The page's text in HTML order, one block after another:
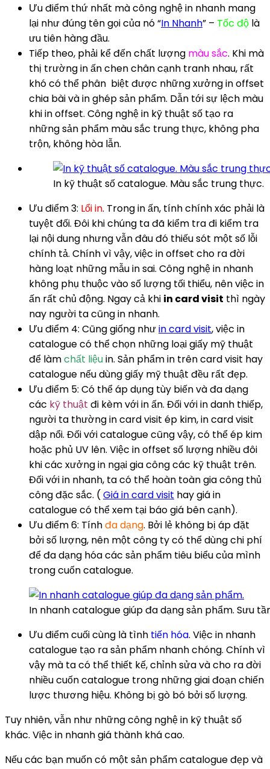
Ưu điểm thứ nhất mà công nghệ in nhanh mang
lại như đúng tên gọi của nó “In Nhanh” – Tốc độ là
ưu tiên hàng đầu.
Tiếp theo, phải kể đến chất lượng màu sắc. Khi mà
thị trường in ấn chen chân cạnh tranh nhau, rất
khó có thể phân biệt được những xưởng in offset
chia bài và in ghép sản phẩm. Dẫn tới sự lệch màu
khi in offset. Công nghệ in kỹ thuật số tạo ra
những sản phẩm màu sắc trung thực, không pha
trộn, không hòa lẫn.
In kỹ thuật số catalogue. Màu sắc trung thực.
Ưu điểm 3: Lổi in. Trong in ấn, tính chính xác phải là
tuyệt đối. Đôi khi chúng ta đã kiểm tra đi kiểm tra
lại nội dung nhưng vẫn đâu đó thiếu sót một số lỗi
chính tả. Chính vì vậy, việc in offset cho ra đời
hàng loạt những mẫu in sai. Công nghệ in nhanh
không phụ thuộc vào số lượng tối thiểu, nên việc in
ấn rất chủ động. Ngay cả khi in card visit thì ngày
nay người ta cũng in nhanh.
Ưu điểm 4: Cũng giống nhưin card visit, việc in
catalogue có thể chọn những loại giấy mỹ thuật
để làmchất liệuin. Sản phẩm in trên card visit hay
catalogue nếu dùng giấy mỹ thuật đều rất đẹp.
Ưu điểm 5: Có thể áp dụng tùy biến và đa dạng
các kỹ thuật đi kèm với in ấn. Đối với in danh thiếp,
người ta thường in card visit ép kim, in card visit
dập nổi. Đối với catalogue cũng vậy, có thể ép kim
hoặc phủ UV lên. Việc in offset số lượng nhiều đôi
khi các xưởng in ngại gia công các kỹ thuật trên.
Đối với in nhanh, ta có thể hoàn toàn gia công thủ
công đặc sắc. ( Giá in card visit hay giá in
catalogue có thể xem tại báo giá bên cạnh).
Ưu điểm 6: Tínhđa dạng. Bởi lẻ không bị áp đặt
bởi số lượng, nên một công ty có thể dùng chi phí
để đa dạng hóa các sản phẩm tiêu biểu của mình
trong cuốn catalogue.
In nhanh catalogue giúp đa dạng sản phẩm. Sưu
Ưu điểm cuối cùng là tình tiến hóa. Việc in nhanh
catalogue tạo ra sản phẩm nhanh chóng. Chính vì
vậy mà ta có thể thiết kế, chỉnh sửa và cho ra đời
nhiều cuốn catalogue trong những giai đoạn chiến
lược thương hiệu. Không bị gò bó bởi số lượng.
Tuy nhiên, vẫn như những công nghệ in kỹ thuật số
khác. Việc in nhanh giá thành khá cao.
Nếu các bạn muốn có một sản phẩm catalogue đẹp và